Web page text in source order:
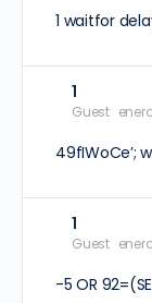
1 waitfor
1
Guest
49fIWoCe’;
1
Guest
-5 OR